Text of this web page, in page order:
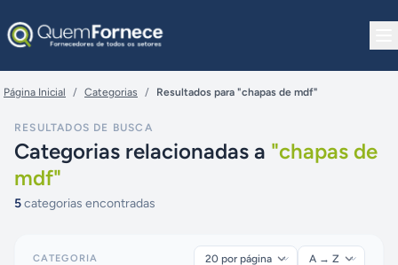
Página Inicial / Categorias / Resultados para "chapas de mdf"
RESULTADOS DE BUSCA
Categorias relacionadas a "chapas de
mdf"
5categorias encontradas
CATEGORIA